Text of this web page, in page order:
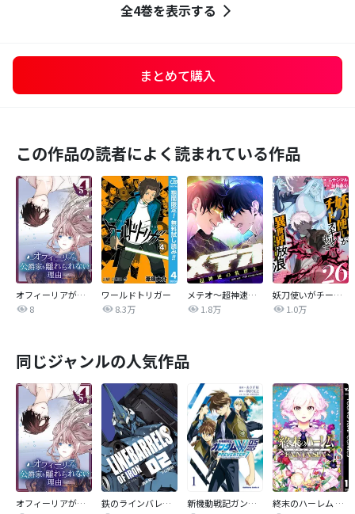
全4巻を表示する
まとめて購入
この作品の読者によく読まれている作品
オフィーリアが公爵家を離れられない理由【単行本版】
8
ワールドトリガー
8.3万
メテオ～超神速の救世主～【タテヨミ】
1.8万
妖刀使いがチートスキルをもって異世界放浪 ～生まれ持ったチートは最強！！～
1.0万
同じジャンルの人気作品
オフィーリアが公爵家を離れられない理由【単行本版】
鉄のラインバレル 完全版
新機動戦記ガンダムW 0．5 PREVENTER-7
終末のハーレム ファンタジア セミカラー版